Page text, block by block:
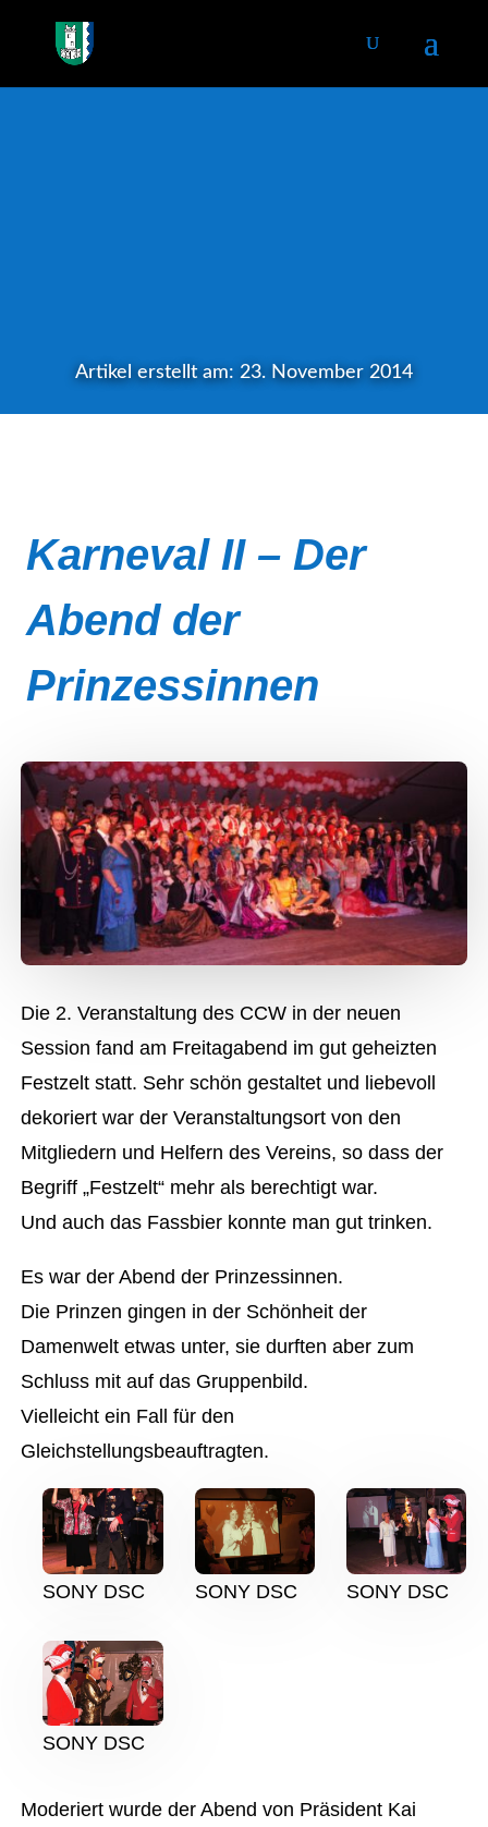
Artikel erstellt am: 23. November 2014
Karneval II – Der
Abend der
Prinzessinnen
Die 2. Veranstaltung des CCW in der neuen
Session fand am Freitagabend im gut geheizten
Festzelt statt. Sehr schön gestaltet und liebevoll
dekoriert war der Veranstaltungsort von den
Mitgliedern und Helfern des Vereins, so dass der
Begriff „Festzelt“ mehr als berechtigt war.
Und auch das Fassbier konnte man gut trinken.
Es war der Abend der Prinzessinnen.
Die Prinzen gingen in der Schönheit der
Damenwelt etwas unter, sie durften aber zum
Schluss mit auf das Gruppenbild.
Vielleicht ein Fall für den
Gleichstellungsbeauftragten.
SONY DSC SONY DSC SONY DSC
SONY DSC
Moderiert wurde der Abend von Präsident Kai